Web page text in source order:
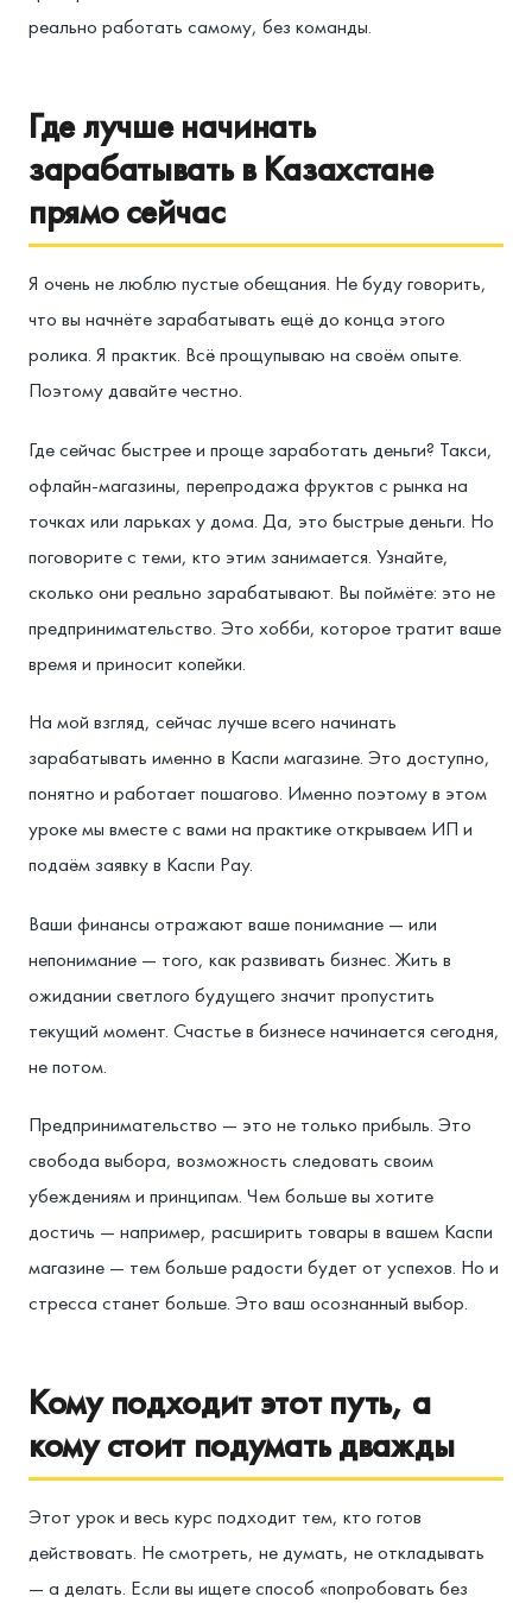
реально работать самому, без команды.
Где лучше начинать
зарабатывать в Казахстане
прямо сейчас
Я очень не люблю пустые обещания. Не буду говорить,
что вы начнёте зарабатывать ещё до конца этого
ролика. Я практик. Всё прощупываю на своём опыте.
Поэтому давайте честно.
Где сейчас быстрее и проще заработать деньги? Такси,
офлайн-магазины, перепродажа фруктов с рынка на
точках или ларьках у дома. Да, это быстрые деньги. Но
поговорите с теми, кто этим занимается. Узнайте,
сколько они реально зарабатывают. Вы поймёте: это не
предпринимательство. Это хобби, которое тратит ваше
время и приносит копейки.
На мой взгляд, сейчас лучше всего начинать
зарабатывать именно в Каспи магазине. Это доступно,
понятно и работает пошагово. Именно поэтому в этом
уроке мы вместе с вами на практике открываем ИП и
подаём заявку в Каспи Pay.
Ваши финансы отражают ваше понимание — или
непонимание — того, как развивать бизнес. Жить в
ожидании светлого будущего значит пропустить
текущий момент. Счастье в бизнесе начинается сегодня,
не потом.
Предпринимательство — это не только прибыль. Это
свобода выбора, возможность следовать своим
убеждениям и принципам. Чем больше вы хотите
достичь — например, расширить товары в вашем Каспи
магазине — тем больше радости будет от успехов. Но и
стресса станет больше. Это ваш осознанный выбор.
Кому подходит этот путь, а
кому стоит подумать дважды
Этот урок и весь курс подходит тем, кто готов
действовать. Не смотреть, не думать, не откладывать
— а делать. Если вы ищете способ «попробовать без